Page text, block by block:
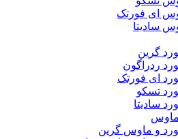
ای فورتک
سادیتا
گرین
ردراگون
ای فورتک
تسکو
سادیتا
ماوس
و ماوس گرین